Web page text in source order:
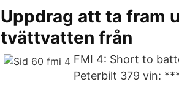
Uppdrag att ta fram
tvättvatten från
FMI 4: Short to
Peterbilt 379 vin: